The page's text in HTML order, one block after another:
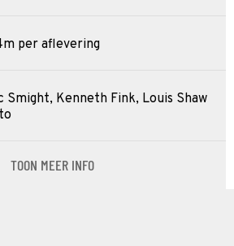
per aflevering
Smight, Kenneth Fink, Louis Shaw
TOON MEER INFO